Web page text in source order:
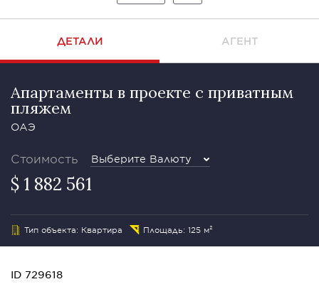
ДЕТАЛИ АГЕНТ
Апартаменты в проекте с приватным
пляжем
ОАЭ
Стоимость Выберите Валюту
$ 1 882 561
Тип объекта: Квартира Площадь: 125 м²
ID 729618